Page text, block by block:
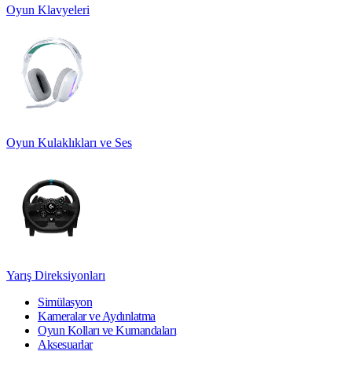
Oyun Klavyeleri
Oyun Kulaklıkları ve Ses
Yarış Direksiyonları
Simülasyon
Kameralar ve Aydınlatma
Oyun Kolları ve Kumandaları
Aksesuarlar